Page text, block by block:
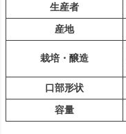
生産者
産地
栽培・醸造
口部形状
容量